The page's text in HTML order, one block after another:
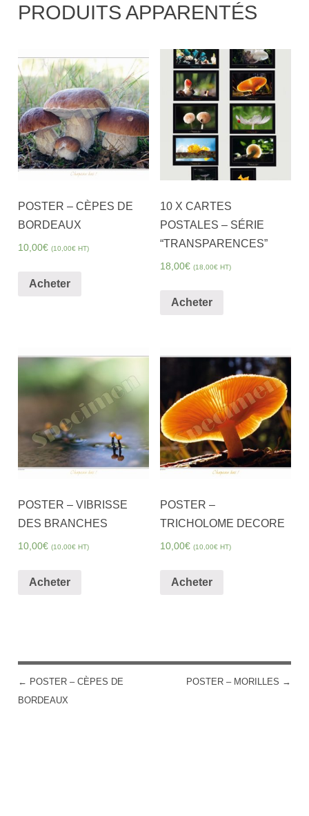
PRODUITS APPARENTÉS
POSTER – CÈPES DE
BORDEAUX
10,00€ (10,00€ HT)
Acheter
10 X CARTES
POSTALES – SÉRIE
“TRANSPARENCES”
18,00€ (18,00€HT)
Acheter
POSTER – VIBRISSE
DES BRANCHES
10,00€ (10,00€ HT)
Acheter
POSTER –
TRICHOLOME DECORE
10,00€ (10,00€HT)
Acheter
POST NAVIGATION
← POSTER – CÈPES DE
BORDEAUX
POSTER – MORILLES →